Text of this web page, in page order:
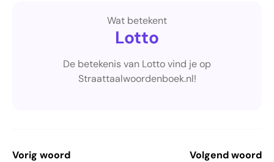
Wat betekent
Lotto
De betekenis van Lotto vind je op
Straattaalwoordenboek.nl!
Vorig woord
Volgend woord